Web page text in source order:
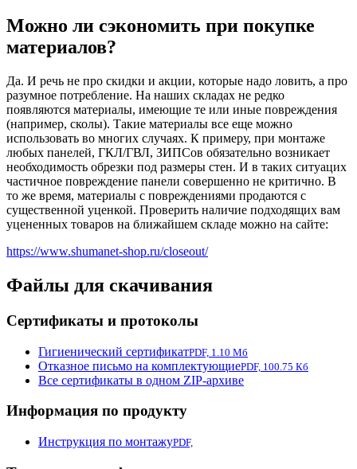
Можно ли сэкономить при покупке
материалов?
Да. И речь не про скидки и акции, которые надо ловить, а про
разумное потребление. На наших складах не редко
появляются материалы, имеющие те или иные повреждения
(например, сколы). Такие материалы все еще можно
использовать во многих случаях. К примеру, при монтаже
любых панелей, ГКЛ/ГВЛ, ЗИПСов обязательно возникает
необходимость обрезки под размеры стен. И в таких ситуацих
частичное повреждение панели совершенно не критично. В
то же время, материалы с повреждениями продаются с
существенной уценкой. Проверить наличие подходящих вам
уцененных товаров на ближайшем складе можно на сайте:
https://www.shumanet-shop.ru/closeout/
Файлы для скачивания
Сертификаты и протоколы
Гигиенический сертификатPDF, 1.10 Мб
Отказное письмо на комплектующиеPDF, 100.75 Кб
Все сертификаты в одном ZIP-архиве
Информация по продукту
Инструкция по монтажуPDF,